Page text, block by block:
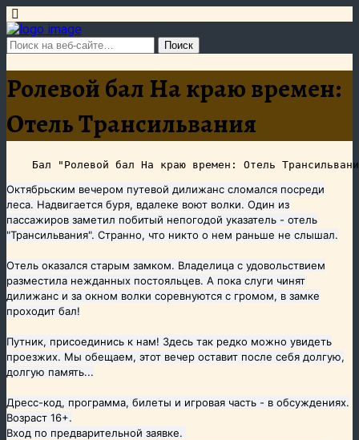
Ролевой бал На краю времен:
Отель Трансильвания
Октябрьским вечером путевой дилижанс сломался посреди
леса. Надвигается буря, вдалеке воют волки. Один из
пассажиров заметил побитый непогодой указатель - отель
"Трансильвания". Странно, что никто о нем раньше не слышал.
Отель оказался старым замком. Владелица с удовольствием
разместила нежданных постояльцев. А пока слуги чинят
дилижанс и за окном волки соревнуются с громом, в замке
проходит бал!
Путник, присоединись к нам! Здесь так редко можно увидеть
проезжих. Мы обещаем, этот вечер оставит после себя долгую,
долгую память...
Дресс-код, программа, билеты и игровая часть - в обсуждениях.
Возраст 16+.
Вход по предварительной заявке.